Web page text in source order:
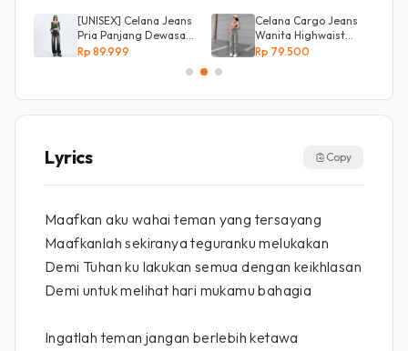
[UNISEX] Celana Jeans
Pria Panjang Dewasa
Denim Korean Style
Rp 89.999
Celana Cargo Jeans
Wanita Highwaist
Loose
Rp 79.500
Lyrics Copy
Maafkan aku wahai teman yang tersayang
Maafkanlah sekiranya teguranku melukakan
Demi Tuhan ku lakukan semua dengan keikhlasan
Demi untuk melihat hari mukamu bahagia
Ingatlah teman jangan berlebih ketawa